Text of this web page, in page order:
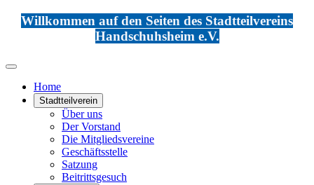
Willkommen auf den Seiten des Stadtteilvereins
Handschuhsheim e.V.
Home
Stadtteilverein
Über uns
Der Vorstand
Die Mitgliedsvereine
Geschäftsstelle
Satzung
Beitrittsgesuch